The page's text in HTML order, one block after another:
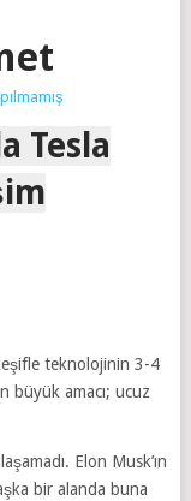
Tesla
keşifle teknolojinin 3-4
büyük amacı; ucuz
Elon Musk’ın
bir alanda buna